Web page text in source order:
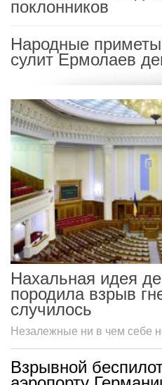
поклонников
Народные приметы
сулит Ермолаев
Нахальная идея
породила взрыв
случилось
Незалежные ни в чем себе
Взрывной